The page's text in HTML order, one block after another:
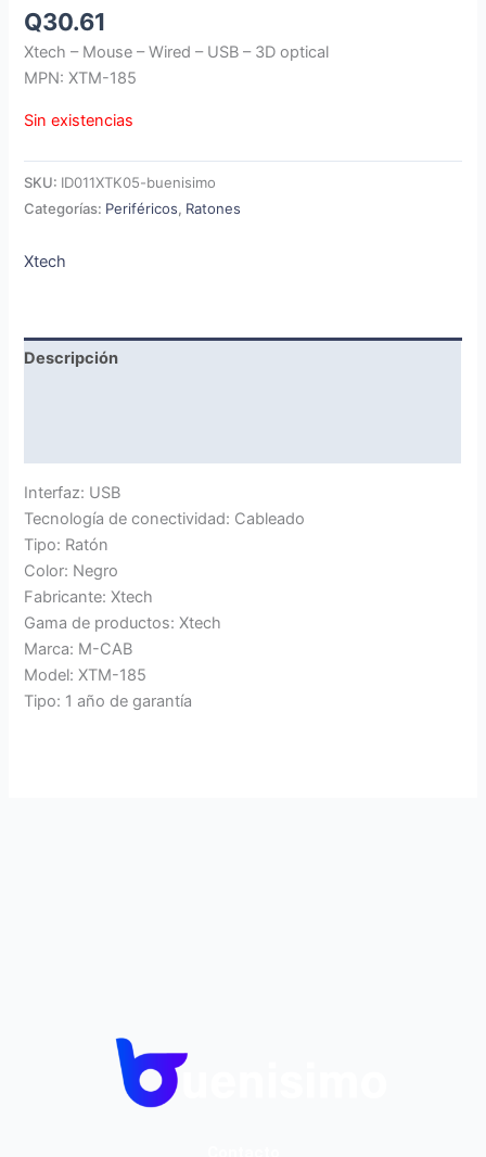
Q30.61
Xtech – Mouse – Wired – USB – 3D optical
MPN: XTM-185
Sin existencias
SKU: ID011XTK05-buenisimo
Categorías: Periféricos, Ratones
Xtech
Descripción
Interfaz: USB
Tecnología de conectividad: Cableado
Tipo: Ratón
Color: Negro
Fabricante: Xtech
Gama de productos: Xtech
Marca: M-CAB
Model: XTM-185
Tipo: 1 año de garantía